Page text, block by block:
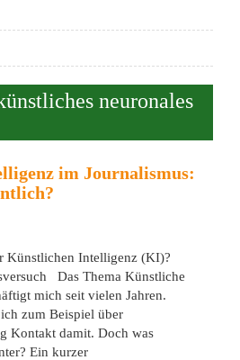
neuronales
im Journalismus:
Künstlichen Intelligenz (KI)?
Das Thema Künstliche
mich seit vielen Jahren.
zum Beispiel über
Kontakt damit. Doch was
Ein kurzer